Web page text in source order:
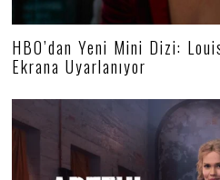
HBO’dan Yeni Mini Dizi:
Ekrana Uyarlanıyor